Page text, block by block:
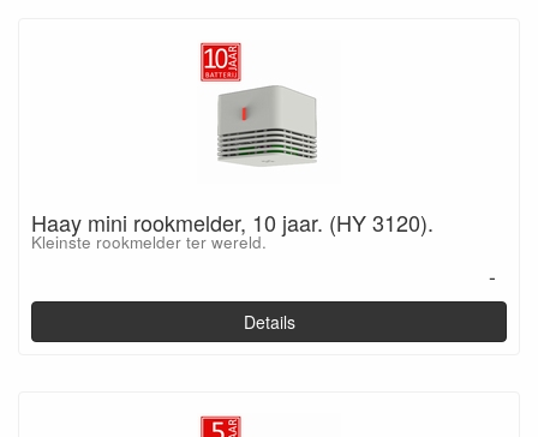
Haay mini rookmelder, 10 jaar. (HY 3120).
Kleinste rookmelder ter wereld.
-
Details